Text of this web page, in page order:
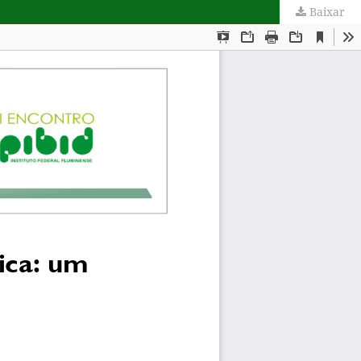
Baixar